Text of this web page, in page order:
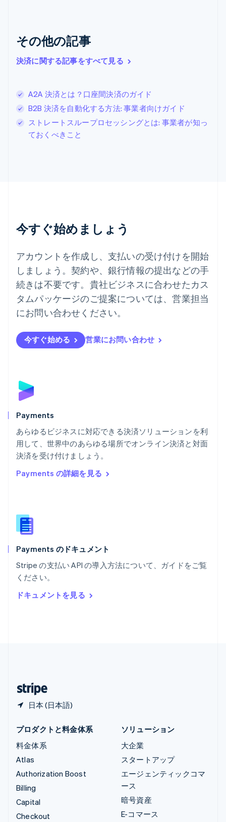
その他の記事
決済に関する記事をすべて見る
A2A 決済とは？口座間決済のガイド
B2B 決済を自動化する方法: 事業者向けガイド
ストレートスループロセッシングとは: 事業者が知っ
ておくべきこと
今すぐ始めましょう
アカウントを作成し、支払いの受け付けを開始
しましょう。契約や、銀行情報の提出などの手
続きは不要です。貴社ビジネスに合わせたカス
タムパッケージのご提案については、営業担当
にお問い合わせください。
今すぐ始める 営業にお問い合わせ
Payments
あらゆるビジネスに対応できる決済ソリューションを利
用して、世界中のあらゆる場所でオンライン決済と対面
決済を受け付けましょう。
Payments の詳細を見る
Payments のドキュメント
Stripe の支払い API の導入方法について、ガイドをご覧
ください。
ドキュメントを見る
日本 (日本語)
ジブラルタル
English
シンガポール
English 简体中文
スウェーデン
SvenskaEnglish
Español English
スロバキア
English
Deutsch English
ニュージーランド
English
ノルウェー
ハンガリー
English
EnglishSvenska
ブラジル
ブルガリア
English
Nederlands
English
ポルトガル
PortuguêsEnglish
English
Español
ラトビア
リトアニア
リヒテンシュタイン
Deutsch
ルーマニア
English
プロダクトと料金体系
料金体系
Atlas
Authorization Boost
Billing
Capital
Checkout
ソリューション
大企業
スタートアップ
エージェンティックコマ
ース
暗号資産
E-コマース